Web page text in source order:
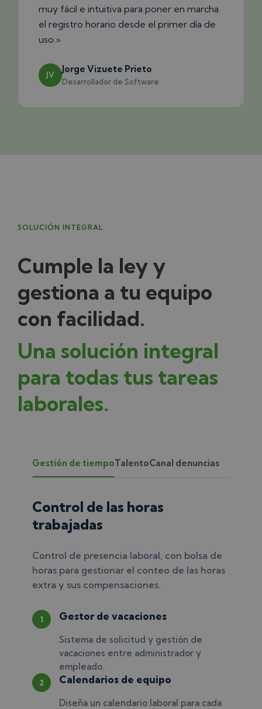
muy fácil e intuitiva para poner en marcha
el registro horario desde el primer día de
uso.»
JV
Jorge Vizuete Prieto
Desarrollador de Software
SOLUCIÓN INTEGRAL
Cumple la ley y
gestiona a tu equipo
con facilidad.
Una solución integral
para todas tus tareas
laborales.
Gestión de tiempoTalentoCanal denuncias
Control de las horas
trabajadas
Control de presencia laboral, con bolsa de
horas para gestionar el conteo de las horas
extra y sus compensaciones.
1 Gestor de vacaciones
Sistema de solicitud y gestión de
vacaciones entre administrador y
empleado.
2 Calendarios de equipo
Diseña un calendario laboral para cada